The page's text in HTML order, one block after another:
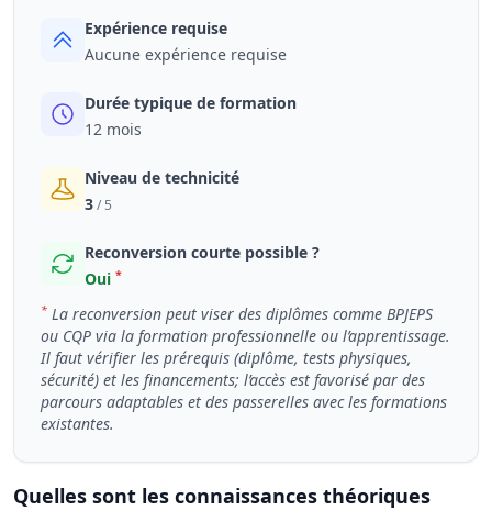
Expérience requise
Aucune expérience requise
Durée typique de formation
12 mois
Niveau de technicité
3/ 5
Reconversion courte possible ?
Oui *
* La reconversion peut viser des diplômes comme BPJEPS
ou CQP via la formation professionnelle ou l’apprentissage.
Il faut vérifier les prérequis (diplôme, tests physiques,
sécurité) et les financements; l’accès est favorisé par des
parcours adaptables et des passerelles avec les formations
existantes.
Quelles sont les connaissances théoriques